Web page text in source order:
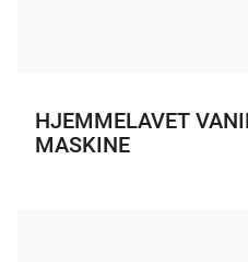
HJEMMELAVET
MASKINE